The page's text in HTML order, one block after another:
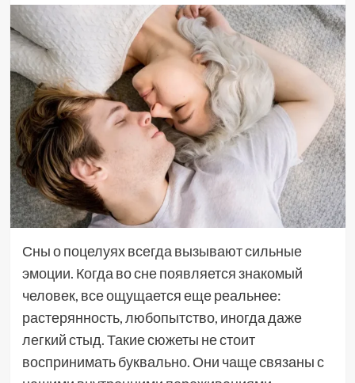
Сны о поцелуях всегда вызывают сильные
эмоции. Когда во сне появляется знакомый
человек, все ощущается еще реальнее:
растерянность, любопытство, иногда даже
легкий стыд. Такие сюжеты не стоит
воспринимать буквально. Они чаще связаны с